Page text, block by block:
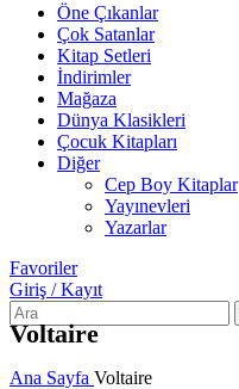
Öne Çıkanlar
Çok Satanlar
Kitap Setleri
İndirimler
Mağaza
Dünya Klasikleri
Çocuk Kitapları
Diğer
Cep Boy Kitaplar
Yayınevleri
Yazarlar
Favoriler
Giriş / Kayıt
Voltaire
Ana Sayfa Voltaire